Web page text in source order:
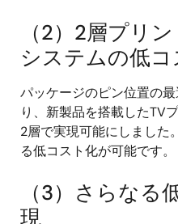
（2）2層プリ
システムの低
パッケージのピン位置の
り、新製品を搭載したTV
2層で実現可能にしました
る低コスト化が可能です。
（3）さらなる
現